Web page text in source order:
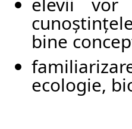
bine
ecologie,